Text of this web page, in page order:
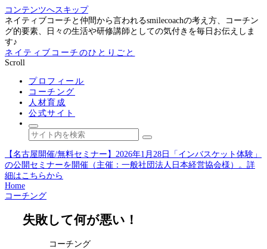
コンテンツへスキップ
ネイティブコーチと仲間から言われるsmilecoachの考え方、コーチン
グ的要素、日々の生活や研修講師としての気付きを毎日お伝えしま
す♪
ネイティブコーチのひとりごと
Scroll
プロフィール
コーチング
人材育成
公式サイト
【名古屋開催/無料セミナー】2026年1月28日「インバスケット体験」
の公開セミナーを開催（主催：一般社団法人日本経営協会様）。詳
細はこちらから
Home
コーチング
失敗して何が悪い！
コーチング